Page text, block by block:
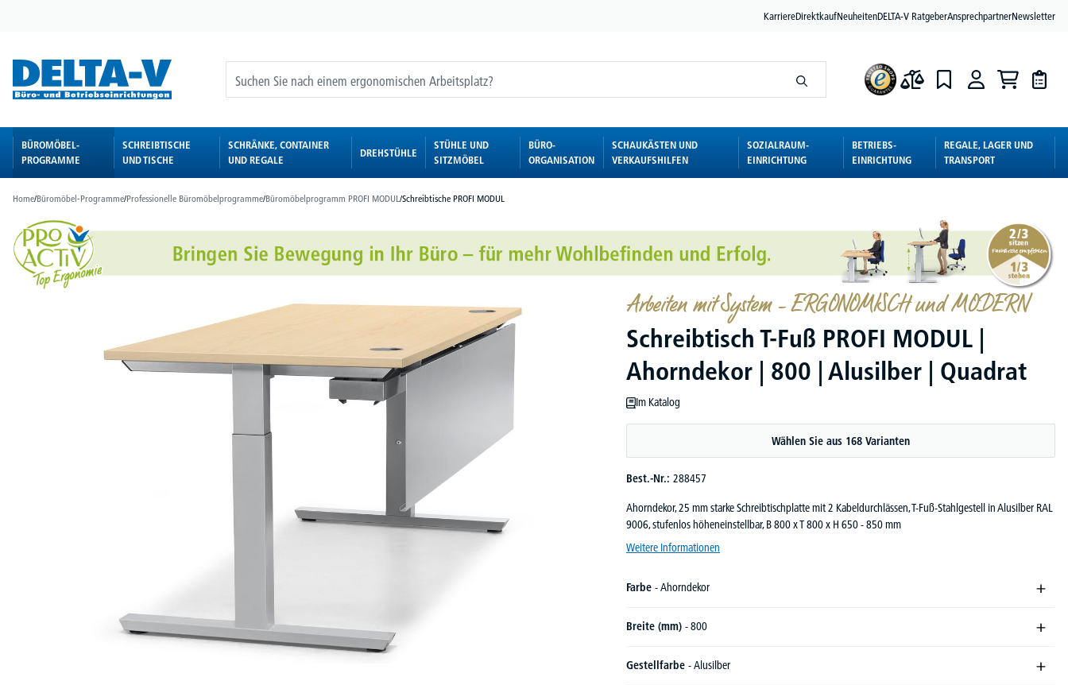
KarriereDirektkaufNeuheitenDELTA-V RatgeberAnsprechpartnerNewsletter
BÜROMÖBEL-
PROGRAMME
SCHREIBTISCHE
UND TISCHE
SCHRÄNKE, CONTAINER
UND REGALE
DREHSTÜHLE
STÜHLE UND
SITZMÖBEL
BÜRO-
ORGANISATION
SCHAUKÄSTEN UND
VERKAUFSHILFEN
SOZIALRAUM-
EINRICHTUNG
BETRIEBS-
EINRICHTUNG
REGALE, LAGER UND
TRANSPORT
Home/Büromöbel-Programme/Professionelle Büromöbelprogramme/Büromöbelprogramm PROFI MODUL/Schreibtische PROFI MODUL
Arbeiten mit System – ERGONOMISCH und MODERN
Schreibtisch T-Fuß PROFI MODUL |
Ahorndekor | 800 | Alusilber | Quadrat
Im Katalog
Wählen Sie aus 168 Varianten
Best.-Nr.: 288457
Ahorndekor, 25 mm starke Schreibtischplatte mit 2 Kabeldurchlässen, T-Fuß-Stahlgestell in Alusilber RAL
9006, stufenlos höheneinstellbar, B 800 x T 800 x H 650 - 850 mm
Weitere Informationen
Farbe - Ahorndekor
Breite (mm) - 800
Gestellfarbe - Alusilber